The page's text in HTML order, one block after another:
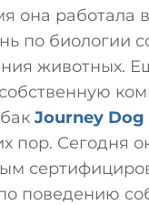
она работала
по биологии
животных.
Journey Dog
пор. Сегодня
поведению